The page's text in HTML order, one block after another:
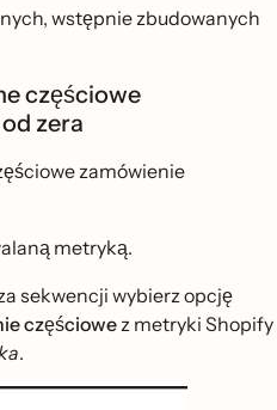
wstępnie zbudowanych
częściowe
zera
zamówienie
metryką.
sekwencji wybierz opcję
częściowez metryki Shopify
.